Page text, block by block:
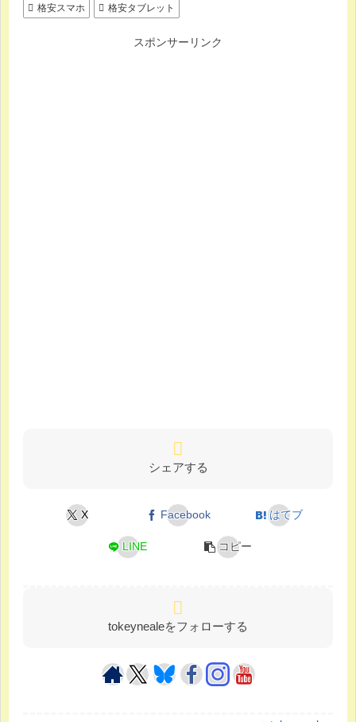
格安スマホ
格安タブレット
スポンサーリンク
シェアする
X Facebook はてブ
LINE コピー
tokeynealeをフォローする